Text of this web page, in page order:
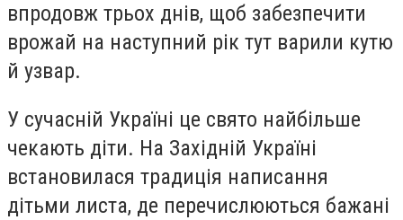
впродовж трьох днів, щоб забезпечити
врожай на наступний рік тут варили кутю
й узвар.
У сучасній Україні це свято найбільше
чекають діти. На Західній Україні
встановилася традиція написання
дітьми листа, де перечислюються бажані